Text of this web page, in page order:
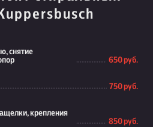
снятие
650 руб.
750 руб.
крепления
850 руб.